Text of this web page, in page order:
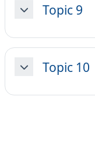
MinimizzaTopic 9
MinimizzaTopic 10